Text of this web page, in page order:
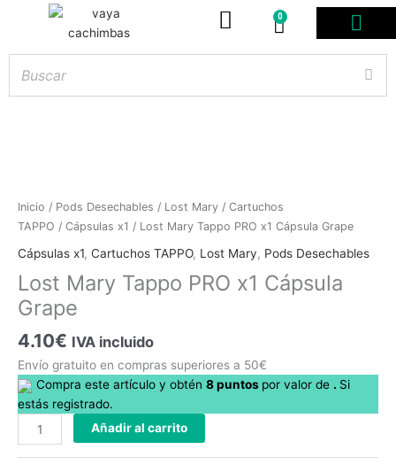
0
Carrito
Hay
Inicio / Pods Desechables / Lost Mary / Cartuchos
TAPPO / Cápsulas x1 / Lost Mary Tappo PRO x1 Cápsula Grape
Cápsulas x1, Cartuchos TAPPO, Lost Mary, Pods Desechables
Lost Mary Tappo PRO x1 Cápsula
Grape
4.10€ IVA incluido
Envío gratuito en compras superiores a 50€
Compra este artículo y obtén 8puntos por valor de . Si
estás registrado.
Lost
Mary
Tappo
PRO
Cápsula
cantidad
Añadir al carrito